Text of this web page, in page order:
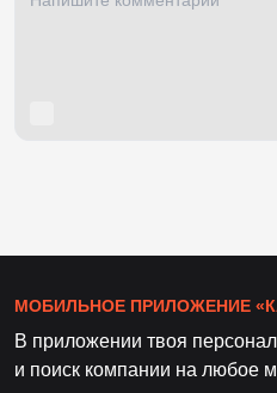
МОБИЛЬНОЕ ПРИЛОЖЕНИЕ
В приложении твоя
и поиск компании на любое